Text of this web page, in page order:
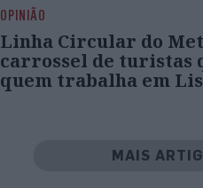
OPINIÃO
Linha Circular do
carrossel de turistas
quem trabalha em
MAIS